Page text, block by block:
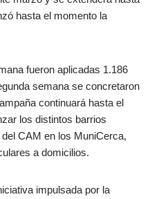
hasta el momento la
fueron aplicadas 1.186
semana se concretaron
continuará hasta el
los distintos barrios
CAM en los MuniCerca,
a domicilios.
impulsada por la